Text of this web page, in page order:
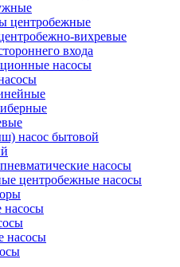
центробежные
вихревые
входа
насосы
насос бытовой
насосы
центробежные насосы
насосы
насосы